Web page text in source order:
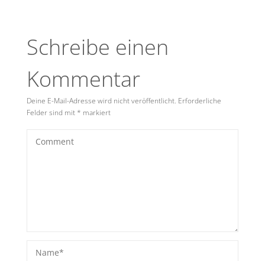
Schreibe einen
Kommentar
Deine E-Mail-Adresse wird nicht veröffentlicht. Erforderliche
Felder sind mit * markiert